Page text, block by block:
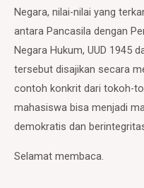
Negara, nilai-nilai yang
antara Pancasila dengan
Negara Hukum, UUD 1945
tersebut disajikan secara
contoh konkrit dari tokoh-
mahasiswa bisa menjadi
demokratis dan
Selamat membaca.